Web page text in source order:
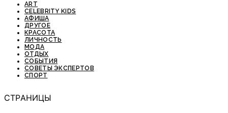
ART
CELEBRITY KIDS
АФИША
ДРУГОЕ
КРАСОТА
ЛИЧНОСТЬ
МОДА
ОТДЫХ
СОБЫТИЯ
СОВЕТЫ ЭКСПЕРТОВ
СПОРТ
СТРАНИЦЫ